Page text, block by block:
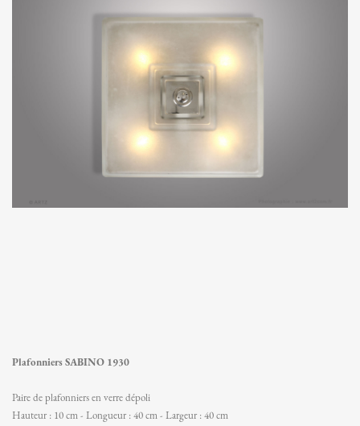
Plafonniers SABINO 1930
Paire de plafonniers en verre dépoli
Hauteur : 10 cm - Longueur : 40 cm - Largeur : 40 cm